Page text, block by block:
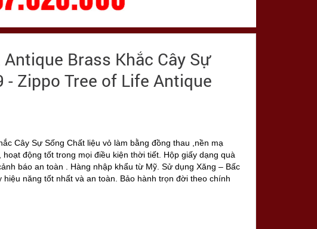
Brass Khắc Cây Sự
- Zippo Tree of Life Antique
Cây Sự Sống Chất liệu vỏ làm bằng đồng thau ,nền mạ
động tốt trong mọi điều kiện thời tiết. Hộp giấy dạng quà
báo an toàn . Hàng nhập khẩu từ Mỹ. Sử dụng Xăng – Bấc
năng tốt nhất và an toàn. Bảo hành trọn đời theo chính